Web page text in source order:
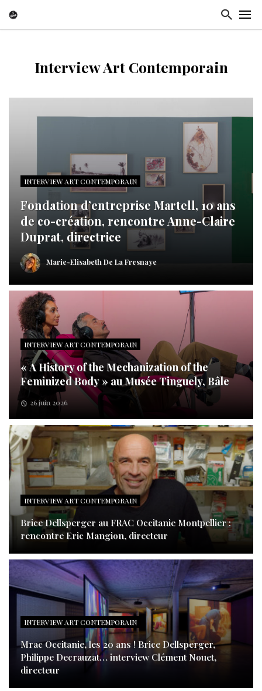
Interview Art Contemporain
INTERVIEW ART CONTEMPORAIN
Fondation d’entreprise Martell, 10 ans
de co-création, rencontre Anne-Claire
Duprat, directrice
Marie-Elisabeth De La Fresnaye
INTERVIEW ART CONTEMPORAIN
« A History of the Mechanization of the
Feminized Body » au Musée Tinguely, Bâle
26 juin 2026
INTERVIEW ART CONTEMPORAIN
Brice Dellsperger au FRAC Occitanie Montpellier :
rencontre Eric Mangion, directeur
INTERVIEW ART CONTEMPORAIN
Mrac Occitanie, les 20 ans ! Brice Dellsperger,
Philippe Decrauzat… interview Clément Nouet,
directeur